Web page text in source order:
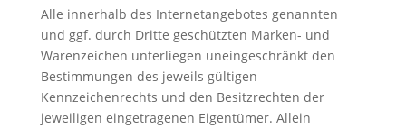
Alle innerhalb des Internetangebotes genannten
und ggf. durch Dritte geschützten Marken- und
Warenzeichen unterliegen uneingeschränkt den
Bestimmungen des jeweils gültigen
Kennzeichenrechts und den Besitzrechten der
jeweiligen eingetragenen Eigentümer. Allein